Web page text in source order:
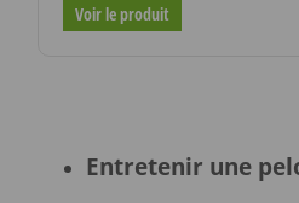
Voir le produit
Entretenir une